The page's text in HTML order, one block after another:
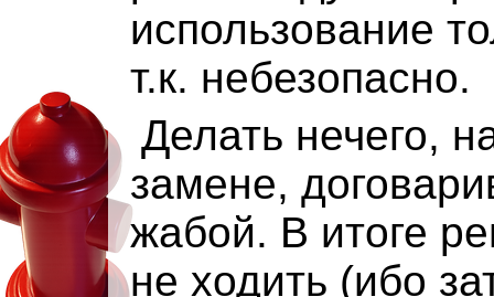
использование
т.к. небезопасно.
Делать нечего,
замене,
жабой. В итоге
не ходить (ибо